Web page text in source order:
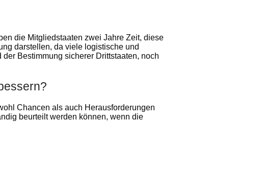
die Mitgliedstaaten zwei Jahre Zeit, diese
darstellen, da viele logistische und
Bestimmung sicherer Drittstaaten, noch
Chancen als auch Herausforderungen
beurteilt werden können, wenn die